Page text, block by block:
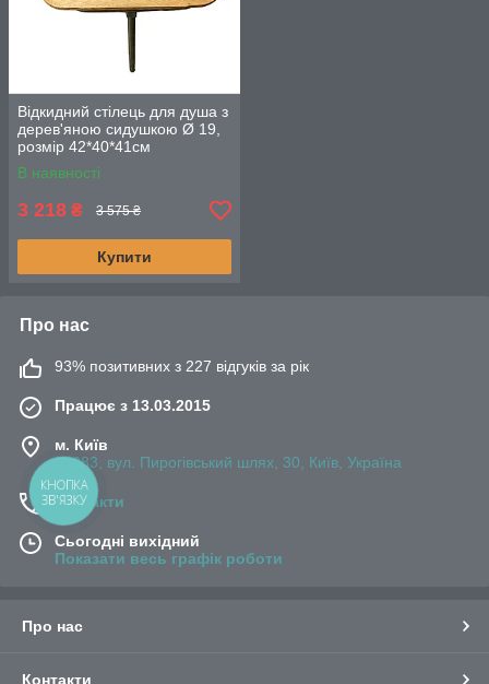
Відкидний стілець для душа з
дерев'яною сидушкою Ø 19,
розмір 42*40*41см
В наявності
3 218 ₴ 3 575 ₴
Купити
Про нас
93% позитивних з 227 відгуків за рік
Працює з 13.03.2015
м. Київ
03083, вул. Пирогівський шлях, 30, Київ, Україна
Контакти
Сьогодні вихідний
Показати весь графік роботи
Про нас
Контакти
КНОПКА
ЗВ'ЯЗКУ